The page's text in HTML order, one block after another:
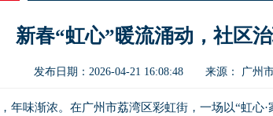
新春“虹心”暖流涌动，社区
发布日期：2026-04-21 16:08:48 来源： 广州
年味渐浓。在广州市荔湾区彩虹街，一场以“虹心